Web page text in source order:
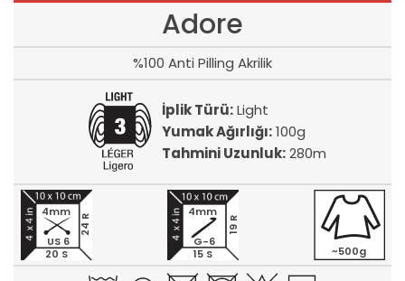
Adore
%100 Anti Pilling Akrilik
İplik Türü:Light
Yumak Ağırlığı:100g
Tahmini Uzunluk:280m
20 S
24 R
4mm
US 6
15 S
19 R
4mm
G-6
~500g